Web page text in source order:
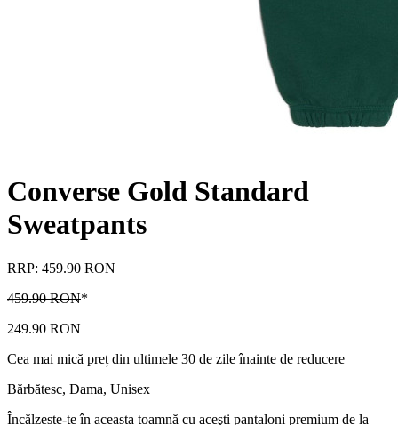
Converse Gold Standard
Sweatpants
RRP: 459.90 RON
459.90 RON*
249.90 RON
Cea mai mică preț din ultimele 30 de zile înainte de reducere
Bărbătesc, Dama, Unisex
Încălzește-te în aceasta toamnă cu aceşti pantaloni premium de la